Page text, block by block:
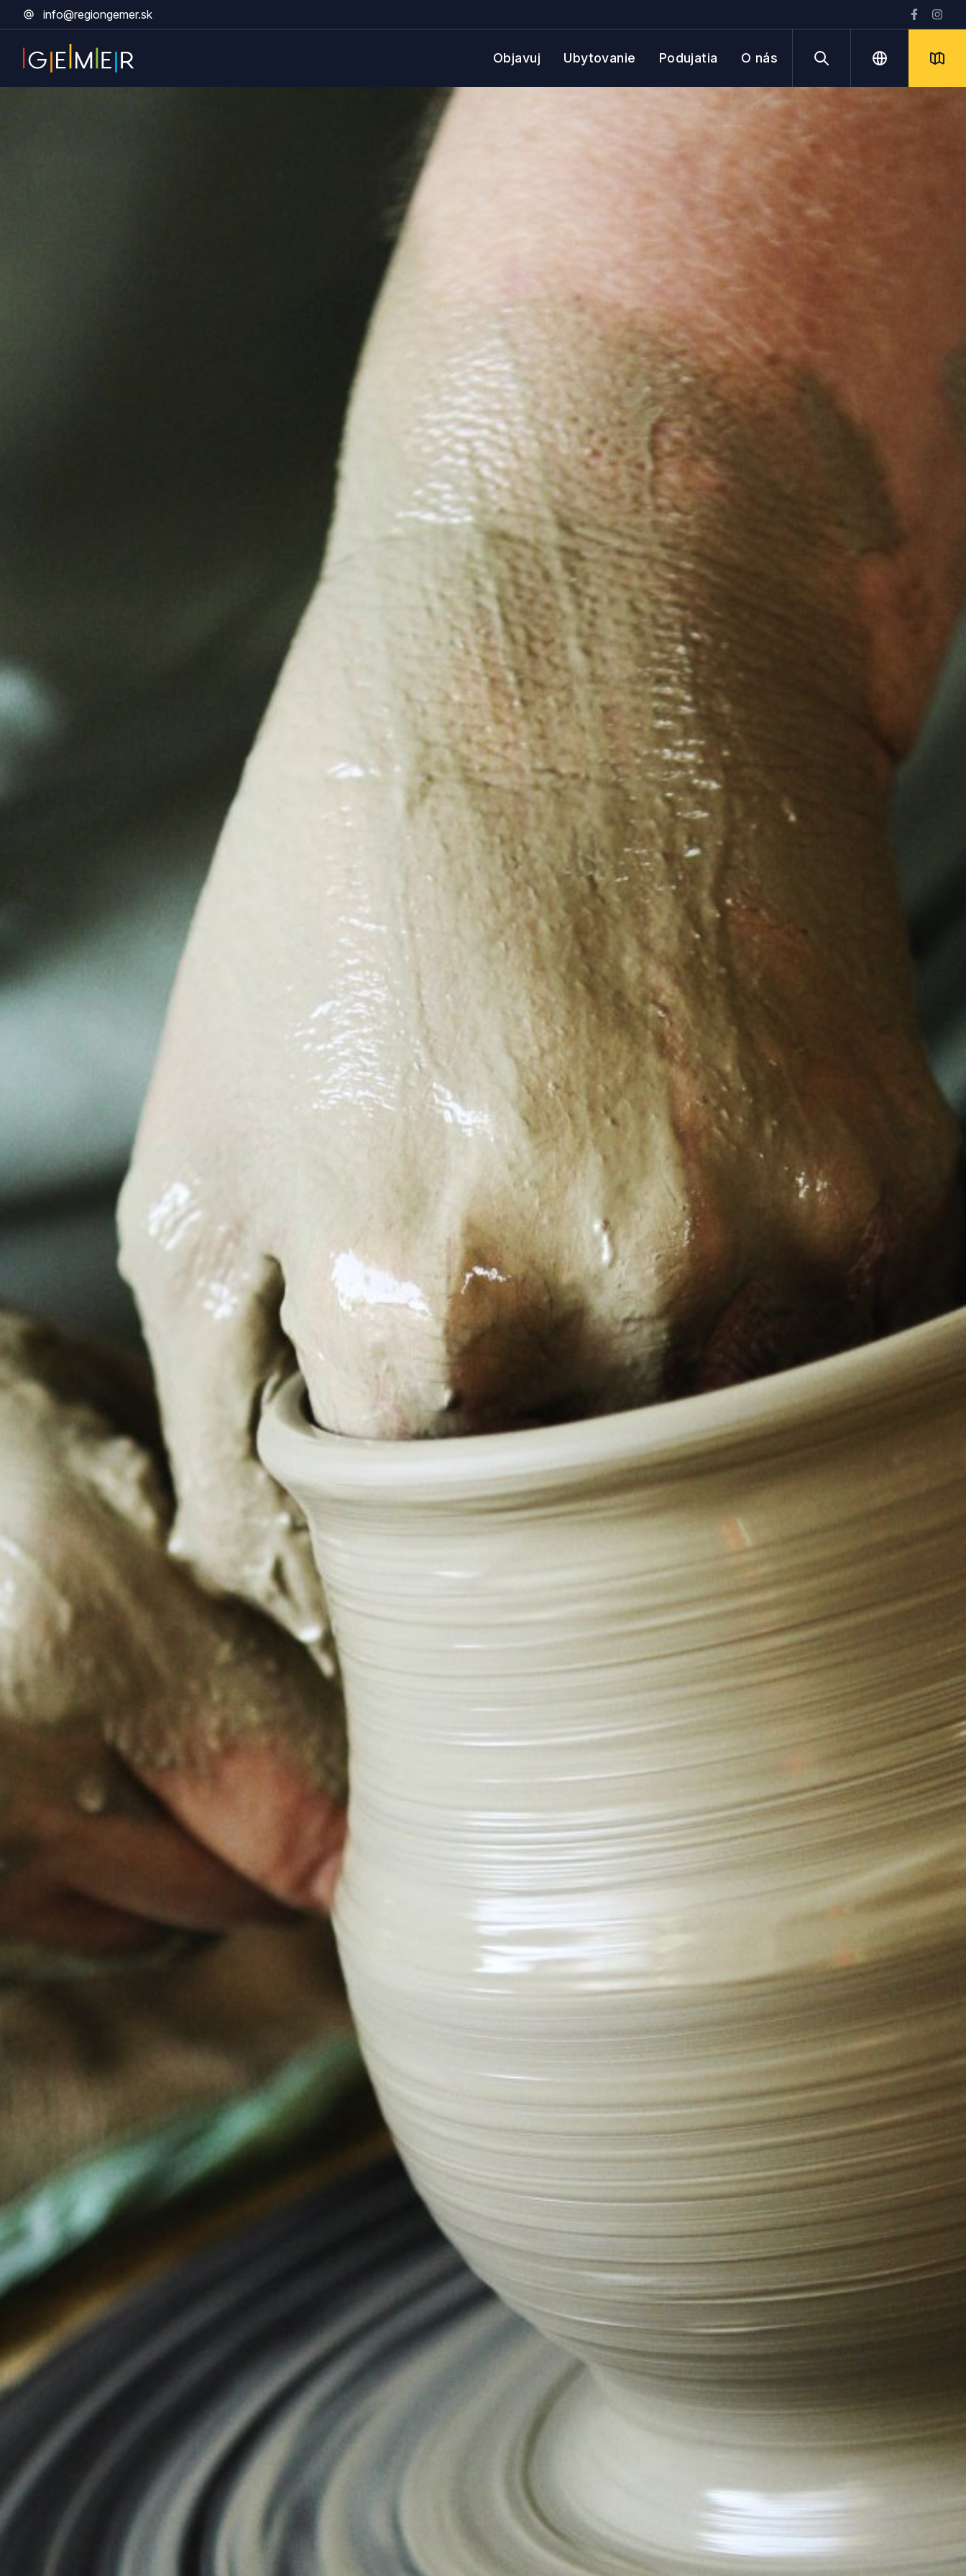
info@regiongemer.sk
Objavuj Ubytovanie Podujatia O nás VyhľadávanieJazyk Mapa